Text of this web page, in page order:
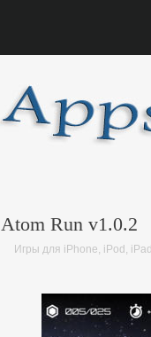
Atom Run v1.0.2
Игры для iPhone, iPod, iPad